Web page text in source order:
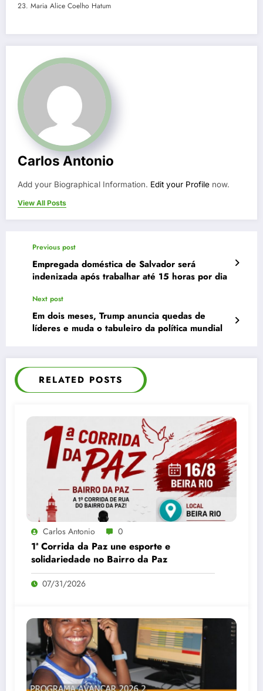
Maria Alice Coelho Hatum
Carlos Antonio
Add your Biographical Information. Edit your Profile now.
View All Posts
Previous post
Empregada doméstica de Salvador será
indenizada após trabalhar até 15 horas por dia
Next post
Em dois meses, Trump anuncia quedas de
líderes e muda o tabuleiro da política mundial
RELATED POSTS
Carlos Antonio 0
1ª Corrida da Paz une esporte e
solidariedade no Bairro da Paz
07/31/2026